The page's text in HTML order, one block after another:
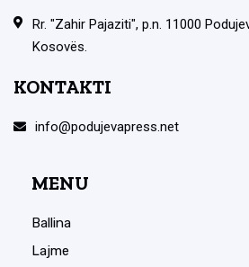
Rr. "Zahir Pajaziti", p.n. 11000
Kosovës.
KONTAKTI
info@podujevapress.net
MENU
Ballina
Lajme